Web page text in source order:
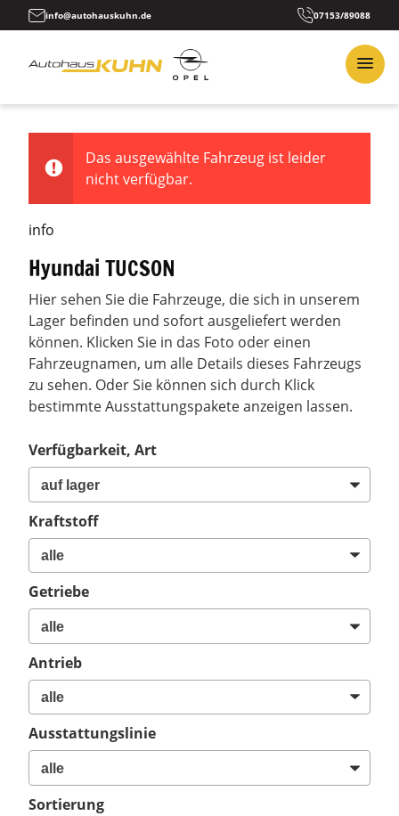
info@autohauskuhn.de 07153/89088
Das ausgewählte Fahrzeug ist leider
nicht verfügbar.
info
Hyundai TUCSON
Hier sehen Sie die Fahrzeuge, die sich in unserem
Lager befinden und sofort ausgeliefert werden
können. Klicken Sie in das Foto oder einen
Fahrzeugnamen, um alle Details dieses Fahrzeugs
zu sehen. Oder Sie können sich durch Klick
bestimmte Ausstattungspakete anzeigen lassen.
Verfügbarkeit, Art
Kraftstoff
Getriebe
Antrieb
Ausstattungslinie
Sortierung